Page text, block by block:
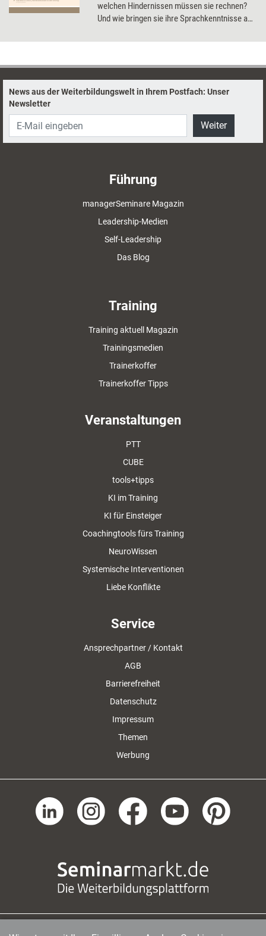
welchen Hindernissen müssen sie rechnen?
Und wie bringen sie ihre Sprachkenntnisse auf
eigene Internationalisierung gelingt.
News aus der Weiterbildungswelt in Ihrem Postfach: Unser
Newsletter
Weiter
Führung
managerSeminare Magazin
Leadership-Medien
Self-Leadership
Das Blog
Training
Training aktuell Magazin
Trainingsmedien
Trainerkoffer
Trainerkoffer Tipps
Veranstaltungen
PTT
CUBE
tools+tipps
KI im Training
KI für Einsteiger
Coachingtools fürs Training
NeuroWissen
Systemische Interventionen
Liebe Konflikte
Service
Ansprechpartner / Kontakt
AGB
Barrierefreiheit
Datenschutz
Impressum
Themen
Werbung